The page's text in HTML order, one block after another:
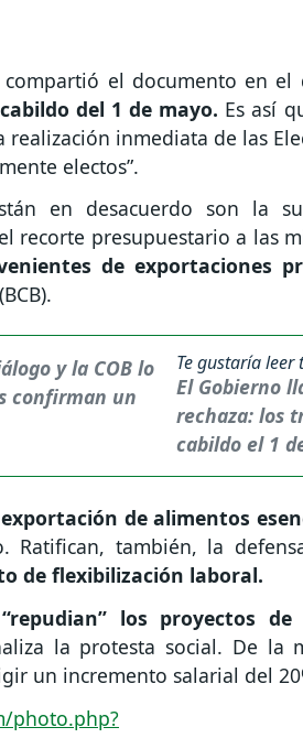
el documento en el
del 1 de mayo. Es así
inmediata de las
electos”.
en desacuerdo son la
recorte presupuestario a las
de exportaciones
Te gustaría leer
El Gobierno
rechaza: los
cabildo el 1
de alimentos
Ratifican, también, la
de flexibilización laboral.
los proyectos de
la protesta social. De la
un incremento salarial del
photo.php?